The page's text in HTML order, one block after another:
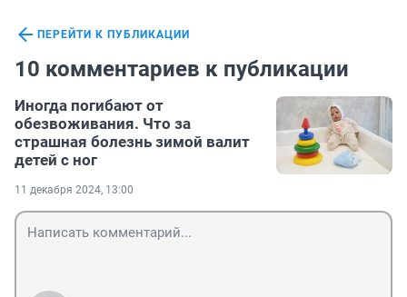
ПЕРЕЙТИ К ПУБЛИКАЦИИ
10 комментариев к публикации
Иногда погибают от
обезвоживания. Что за
страшная болезнь зимой валит
детей с ног
11 декабря 2024, 13:00